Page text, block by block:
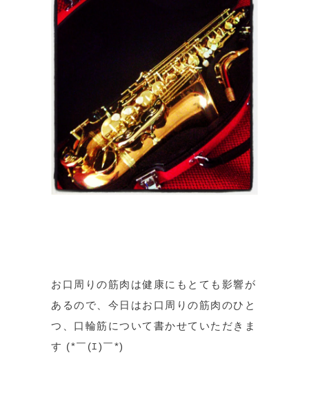
お口周りの筋肉は健康にもとても影響が
あるので、今日はお口周りの筋肉のひと
つ、口輪筋について書かせていただきま
す (*￣(ｴ)￣*)